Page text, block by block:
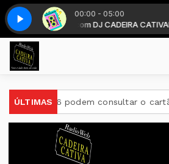
00:00 - 05:00
horas . com DJ CADEIRA CATIVABONS
4 Hits 80 - Parte 4
ÚLTIMAS
podem consultar o cartão de